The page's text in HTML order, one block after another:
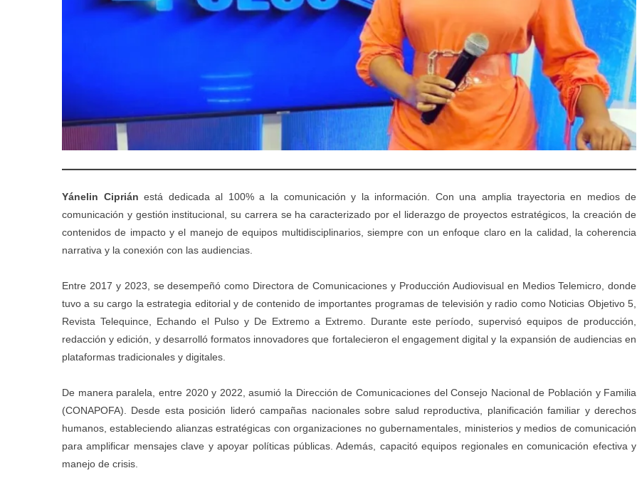
Yánelin Ciprián está dedicada al 100% a la comunicación y la información. Con una amplia trayectoria en medios de
comunicación y gestión institucional, su carrera se ha caracterizado por el liderazgo de proyectos estratégicos, la creación de
contenidos de impacto y el manejo de equipos multidisciplinarios, siempre con un enfoque claro en la calidad, la coherencia
narrativa y la conexión con las audiencias.
Entre 2017 y 2023, se desempeñó como Directora de Comunicaciones y Producción Audiovisual en Medios Telemicro, donde
tuvo a su cargo la estrategia editorial y de contenido de importantes programas de televisión y radio como Noticias Objetivo 5,
Revista Telequince, Echando el Pulso y De Extremo a Extremo. Durante este período, supervisó equipos de producción,
redacción y edición, y desarrolló formatos innovadores que fortalecieron el engagement digital y la expansión de audiencias en
plataformas tradicionales y digitales.
De manera paralela, entre 2020 y 2022, asumió la Dirección de Comunicaciones del Consejo Nacional de Población y Familia
(CONAPOFA). Desde esta posición lideró campañas nacionales sobre salud reproductiva, planificación familiar y derechos
humanos, estableciendo alianzas estratégicas con organizaciones no gubernamentales, ministerios y medios de comunicación
para amplificar mensajes clave y apoyar políticas públicas. Además, capacitó equipos regionales en comunicación efectiva y
manejo de crisis.